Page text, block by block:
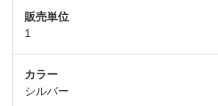
1
シルバー